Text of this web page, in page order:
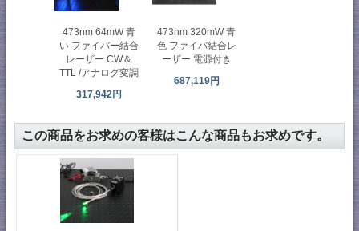
473nm 64mW 青
い ファイバー結合
レーザー CW＆
TTL /アナログ変調
317,942円
473nm 320mW 青
色 ファイバ結合レ
ーザー 電源付き
687,119円
この商品をお求めの客様はこんな商品もお求めです。